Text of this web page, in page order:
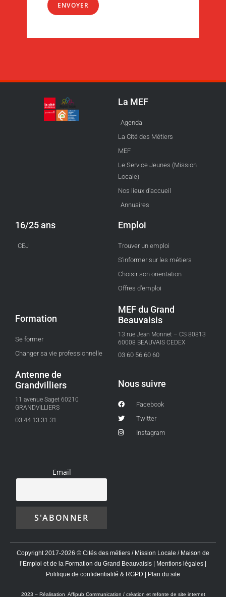
ENVOYER
La MEF
Agenda
La Cité des Métiers
MEF
Le Service Jeunes (Mission
Locale)
Nos lieux d'accueil
Annuaires
16/25 ans
CEJ
Emploi
Trouver un emploi
S'informer sur les métiers
Choisir son orientation
Offres d'emploi
Formation
Se former
Changer sa vie professionnelle
MEF du Grand
Beauvaisis
13 rue Jean Monnet – CS 80813
60008 BEAUVAIS CEDEX
03 60 56 60 60
Antenne de
Grandvilliers
11 avenue Saget 60210
GRANDVILLIERS
03 44 13 31 31
Nous suivre
Facebook
Twitter
Instagram
Email
Copyright 2017-2026 © Cités des métiers / Mission Locale / Maison de
l’Emploi et de la Formation du Grand Beauvaisis |
Mentions légales
Politique de confidentialité & RGPD
Plan du site
2023 – Réalisation Affipub Communication / création et refonte de site internet